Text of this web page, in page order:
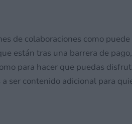
de colaboraciones como
están tras una barrera de
para hacer que puedas
a ser contenido adicional para